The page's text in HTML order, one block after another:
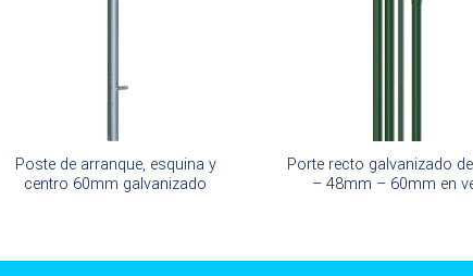
Poste de arranque, esquina y
centro 60mm galvanizado
Porte recto galvanizado
– 48mm – 60mm en